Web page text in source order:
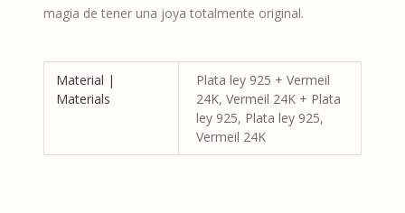
magia de tener una joya totalmente original.
Material |
Materials
Plata ley 925 + Vermeil
24K, Vermeil 24K + Plata
ley 925, Plata ley 925,
Vermeil 24K